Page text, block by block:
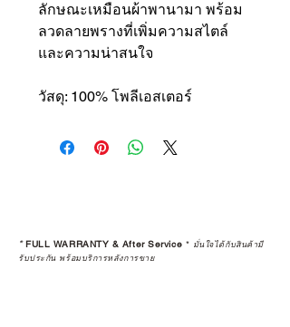
ลักษณะเหมือนผ้าพานามา พร้อม
ลวดลายพรางที่เพิ่มความสไตล์
และความน่าสนใจ
วัสดุ: 100% โพลีเอสเตอร์
*FULL WARRANTY & After Service * มั่นใจได้กับสินค้ามี
รับประกัน พร้อมบริการหลังการขาย